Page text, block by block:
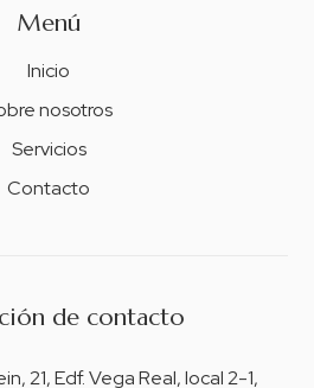
Menú
Inicio
nosotros
Servicios
Contacto
de contacto
21, Edf. Vega Real, local 2-1,